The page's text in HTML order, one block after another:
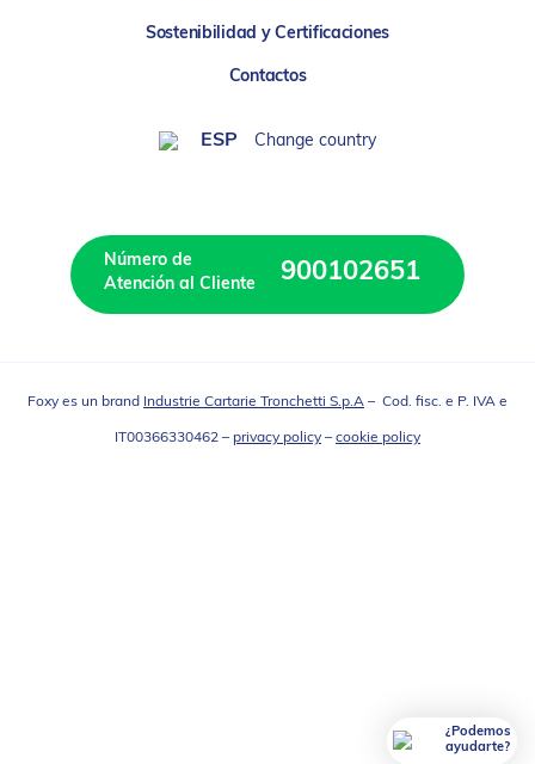
Sostenibilidad y Certificaciones
Contactos
ESP Change country
Número de
Atención al Cliente
900102651
Foxy es un brand Industrie Cartarie Tronchetti S.p.A – Cod. fisc. e P. IVA e
IT00366330462 – privacy policy – cookie policy
¿Podemos
ayudarte?